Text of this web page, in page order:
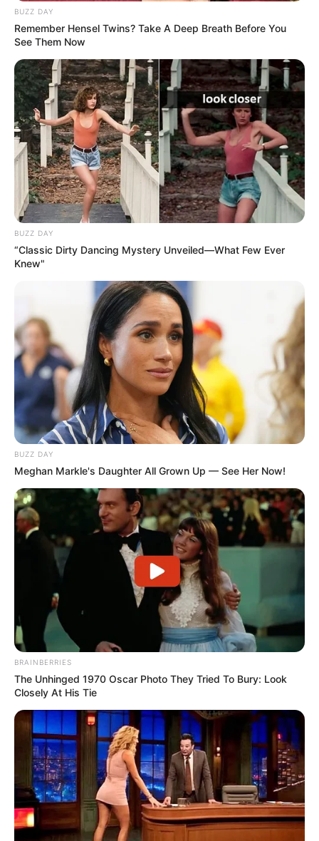
BUZZ DAY
Remember Hensel Twins? Take A Deep Breath Before You
See Them Now
BUZZ DAY
“Classic Dirty Dancing Mystery Unveiled—What Few Ever
Knew"
BUZZ DAY
Meghan Markle's Daughter All Grown Up — See Her Now!
BRAINBERRIES
The Unhinged 1970 Oscar Photo They Tried To Bury: Look
Closely At His Tie